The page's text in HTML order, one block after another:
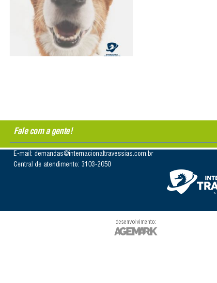
Fale com a gente!
E-mail: demandas@internacionaltravessias.com.br
Central de atendimento: 3103-2050
desenvolvimento: